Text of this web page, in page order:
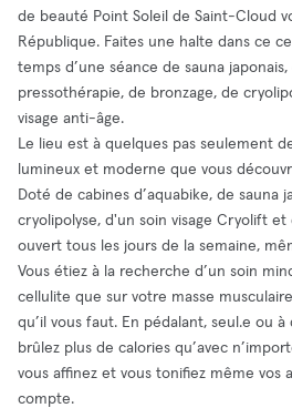
de beauté Point Soleil de Saint-Cloud
République. Faites une halte dans ce
temps d’une séance de sauna japonais,
pressothérapie, de bronzage, de
visage anti-âge.
Le lieu est à quelques pas seulement
lumineux et moderne que vous
Doté de cabines d’aquabike, de sauna
cryolipolyse, d'un soin visage Cryolift
ouvert tous les jours de la semaine,
Vous étiez à la recherche d’un soin
cellulite que sur votre masse musculaire
qu’il vous faut. En pédalant, seul.e ou à
brûlez plus de calories qu’avec
vous affinez et vous tonifiez même vos
compte.